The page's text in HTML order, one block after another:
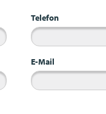
Telefon
E-Mail